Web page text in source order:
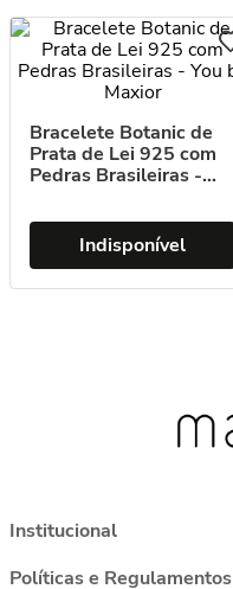
Bracelete Botanic de
Prata de Lei 925 com
Pedras Brasileiras -
Indisponível
Institucional
Políticas e Regulamentos